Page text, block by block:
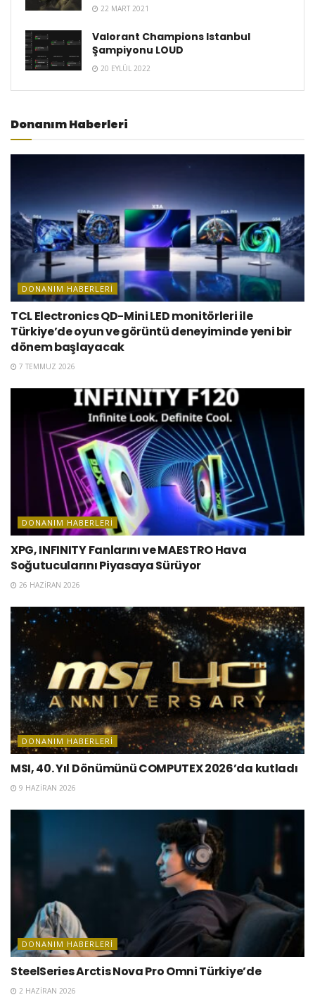
22 MART 2021
Valorant Champions Istanbul
Şampiyonu LOUD
20 EYLÜL 2022
Donanım Haberleri
DONANIM HABERLERI
TCL Electronics QD-Mini LED monitörleri ile
Türkiye’de oyun ve görüntü deneyiminde yeni bir
dönem başlayacak
7 TEMMUZ 2026
DONANIM HABERLERI
XPG, INFINITY Fanlarını ve MAESTRO Hava
Soğutucularını Piyasaya Sürüyor
26 HAZIRAN 2026
DONANIM HABERLERI
MSI, 40. Yıl Dönümünü COMPUTEX 2026’da kutladı
9 HAZIRAN 2026
DONANIM HABERLERI
SteelSeries Arctis Nova Pro Omni Türkiye’de
2 HAZIRAN 2026